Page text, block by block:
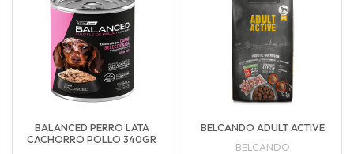
BALANCED PERRO LATA
CACHORRO POLLO 340GR
BELCANDO ADULT ACTIVE
BELCANDO